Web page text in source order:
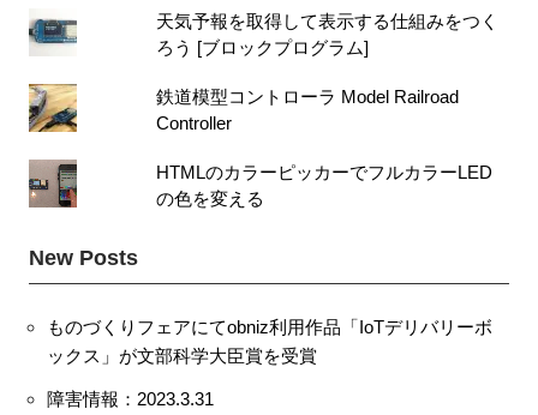
天気予報を取得して表示する仕組みをつく
ろう [ブロックプログラム]
鉄道模型コントローラ Model Railroad
Controller
HTMLのカラーピッカーでフルカラーLED
の色を変える
New Posts
ものづくりフェアにてobniz利用作品「IoTデリバリーボ
ックス」が文部科学大臣賞を受賞
障害情報：2023.3.31